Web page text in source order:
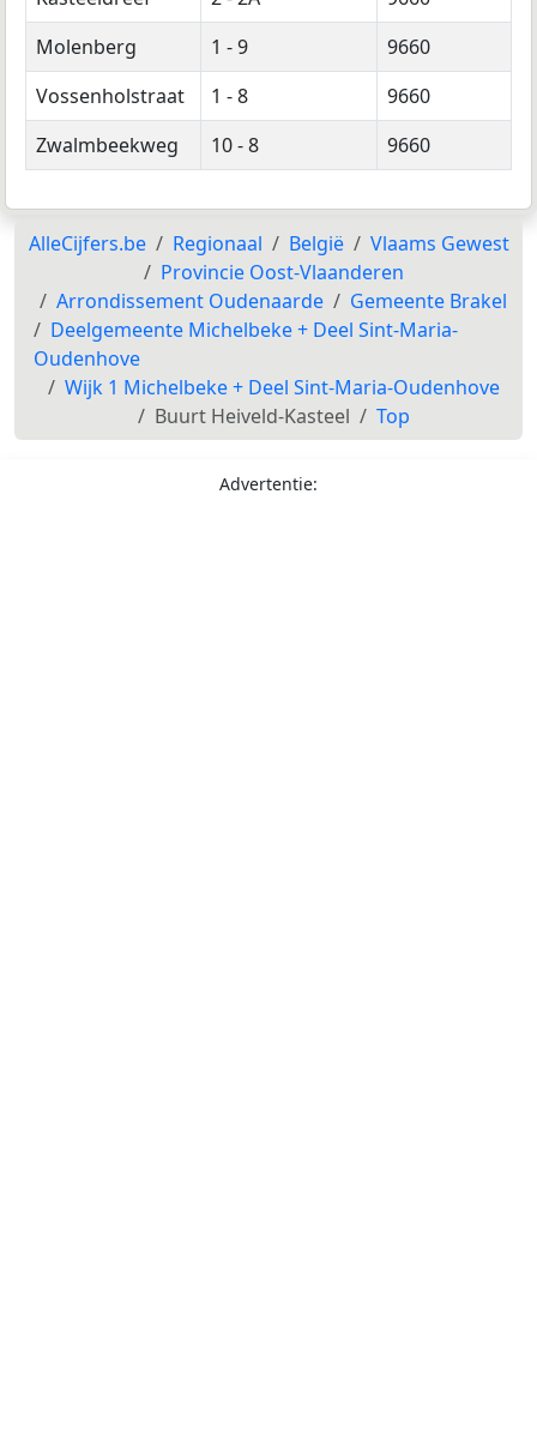
Molenberg
1 - 9
9660
Vossenholstraat
1 - 8
9660
Zwalmbeekweg
10 - 8 9660
AlleCijfers.be Regionaal België
Vlaams Gewest
Provincie Oost-Vlaanderen
Arrondissement Oudenaarde
Gemeente Brakel
Deelgemeente Michelbeke + Deel Sint-Maria-
Oudenhove
Wijk 1 Michelbeke + Deel Sint-Maria-Oudenhove
Buurt Heiveld-Kasteel
Top
Advertentie: